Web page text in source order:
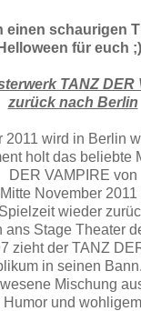
einen schaurigen
Helloween für euch
TANZ DER
zurück nach Berlin
2011 wird in Berlin
holt das beliebte
DER VAMPIRE von
November
Spielzeit wieder
ans Stage Theater
zieht der TANZ
in seinen
Mischung
Humor und wohligem